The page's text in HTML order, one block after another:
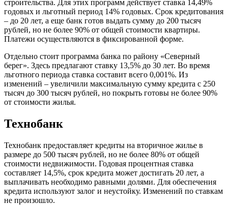
строительства. Для этих программ действует ставка 14,49%
годовых и льготный период 14% годовых. Срок кредитования
– до 20 лет, а еще банк готов выдать сумму до 200 тысяч
рублей, но не более 90% от общей стоимости квартиры.
Платежи осуществляются в фиксированной форме.
Отдельно стоит программа банка по району «Северный
берег». Здесь предлагают ставку 13,5% до 30 лет. Во время
льготного периода ставка составит всего 0,001%. Из
изменений – увеличили максимальную сумму кредита с 250
тысяч до 300 тысяч рублей, но покрыть готовы не более 90%
от стоимости жилья.
Технобанк
Технобанк предоставляет кредиты на вторичное жилье в
размере до 500 тысяч рублей, но не более 80% от общей
стоимости недвижимости. Годовая процентная ставка
составляет 14,5%, срок кредита может достигать 20 лет, а
выплачивать необходимо равными долями. Для обеспечения
кредита используют залог и неустойку. Изменений по ставкам
не произошло.